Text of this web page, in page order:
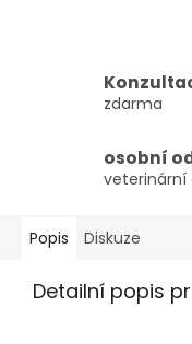
zdarma
osobní
veterinární
Popis Diskuze
Detailní popis